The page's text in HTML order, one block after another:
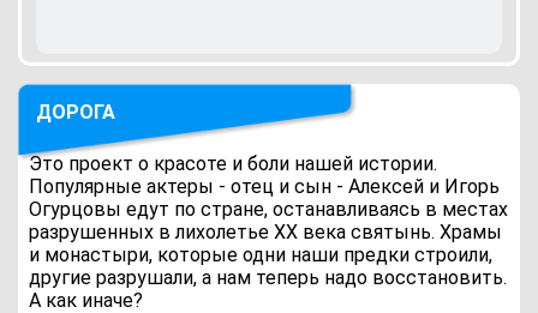
ДОРОГА
Это проект о красоте и боли нашей истории.
Популярные актеры - отец и сын - Алексей и Игорь
Огурцовы едут по стране, останавливаясь в местах
разрушенных в лихолетье ХХ века святынь. Храмы
и монастыри, которые одни наши предки строили,
другие разрушали, а нам теперь надо восстановить.
А как иначе?